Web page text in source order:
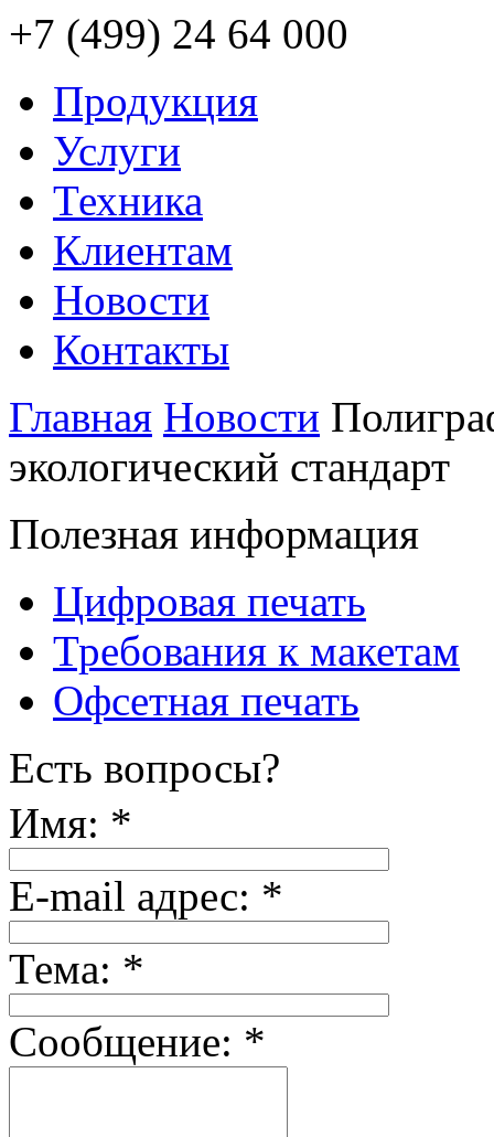
+7 (499) 24 64 000
Продукция
Услуги
Техника
Клиентам
Новости
Контакты
Главная Новости
экологический стандарт
Полезная информация
Цифровая печать
Требования к макетам
Офсетная печать
Есть вопросы?
Имя: *
E-mail адрес: *
Тема: *
Сообщение: *